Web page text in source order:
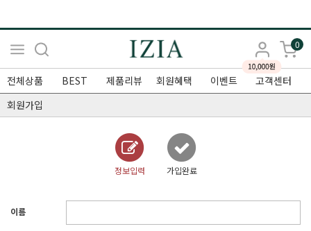
0
전체상품 BEST 제품리뷰 회원혜택 이벤트
고객센터
회원가입
정보입력 가입완료
이름